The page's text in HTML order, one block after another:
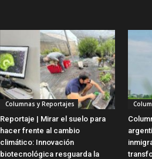
Columnas y Reportajes
Reportaje | Mirar el suelo para
hacer frente al cambio
climático: Innovación
biotecnológica resguarda la